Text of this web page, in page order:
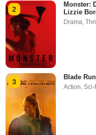
2
Monster:
Lizzie
Drama,
3
Blade
Action, Sci-